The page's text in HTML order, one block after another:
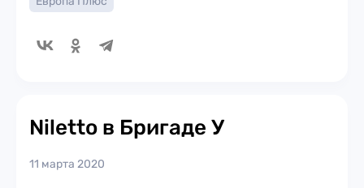
Niletto в Бригаде У
11 марта 2020